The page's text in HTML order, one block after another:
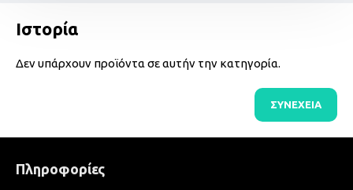
Ιστορία
Δεν υπάρχουν προϊόντα σε αυτήν την κατηγορία.
ΣΥΝΈΧΕΙΑ
Πληροφορίες